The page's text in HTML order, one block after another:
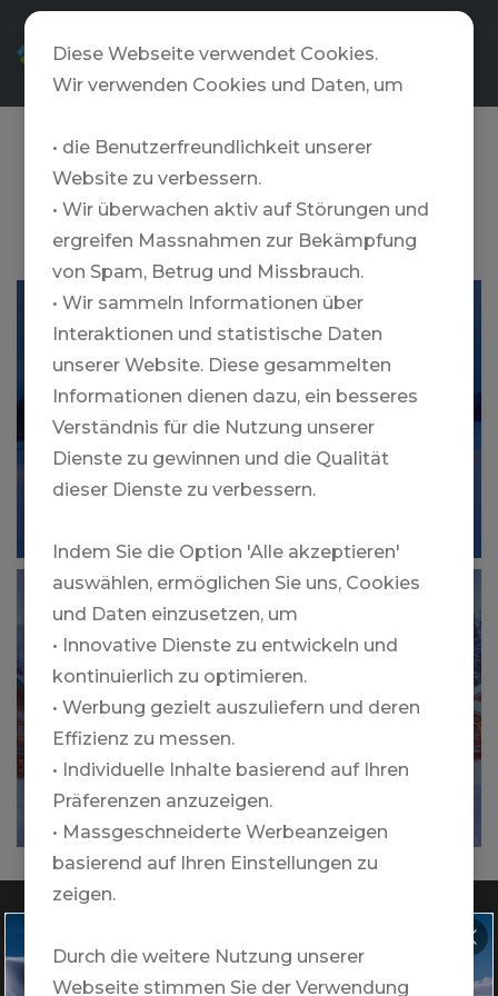
DE
Northern Escape
Heliskiing
MOUNTAIN LODGE @ NORTHERN
ESCAPE HELI-SKIING
YELLOW CEDAR LODGE @ NORTHERN
ESCAPE HELI-SKIING
Mehr
Diese Webseite verwendet Cookies.
Wir verwenden Cookies und Daten, um
• die Benutzerfreundlichkeit unserer
Website zu verbessern.
• Wir überwachen aktiv auf Störungen und
ergreifen Massnahmen zur Bekämpfung
von Spam, Betrug und Missbrauch.
• Wir sammeln Informationen über
Interaktionen und statistische Daten
unserer Website. Diese gesammelten
Informationen dienen dazu, ein besseres
Verständnis für die Nutzung unserer
Dienste zu gewinnen und die Qualität
dieser Dienste zu verbessern.
Indem Sie die Option 'Alle akzeptieren'
auswählen, ermöglichen Sie uns, Cookies
und Daten einzusetzen, um
• Innovative Dienste zu entwickeln und
kontinuierlich zu optimieren.
• Werbung gezielt auszuliefern und deren
Effizienz zu messen.
• Individuelle Inhalte basierend auf Ihren
Präferenzen anzuzeigen.
• Massgeschneiderte Werbeanzeigen
basierend auf Ihren Einstellungen zu
zeigen.
Durch die weitere Nutzung unserer
Webseite stimmen Sie der Verwendung